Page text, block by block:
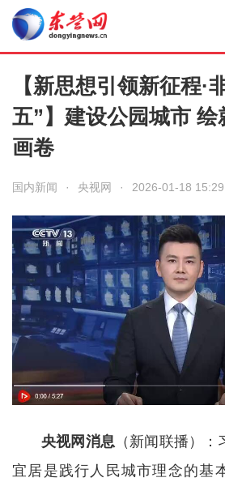
【新思想引领新征程·
五”】建设公园城市
画卷
国内新闻 · 央视网 · 2026-01-18 15:29
央视网消息 （新闻联播）：
宜居是践行人民城市理念的基